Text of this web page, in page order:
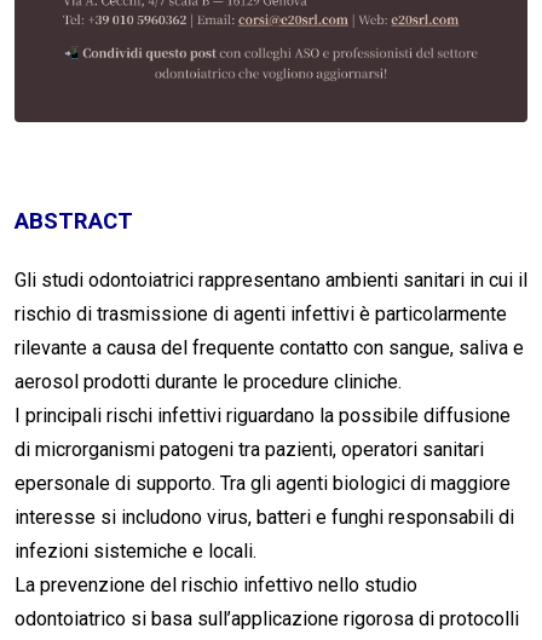
ABSTRACT
Gli studi odontoiatrici rappresentano ambienti sanitari in cui il
rischio di trasmissione di agenti infettivi è particolarmente
rilevante a causa del frequente contatto con sangue, saliva e
aerosol prodotti durante le procedure cliniche.
I principali rischi infettivi riguardano la possibile diffusione
di microrganismi patogeni tra pazienti, operatori sanitari
epersonale di supporto. Tra gli agenti biologici di maggiore
interesse si includono virus, batteri e funghi responsabili di
infezioni sistemiche e locali.
La prevenzione del rischio infettivo nello studio
odontoiatrico si basa sull’applicazione rigorosa di protocolli